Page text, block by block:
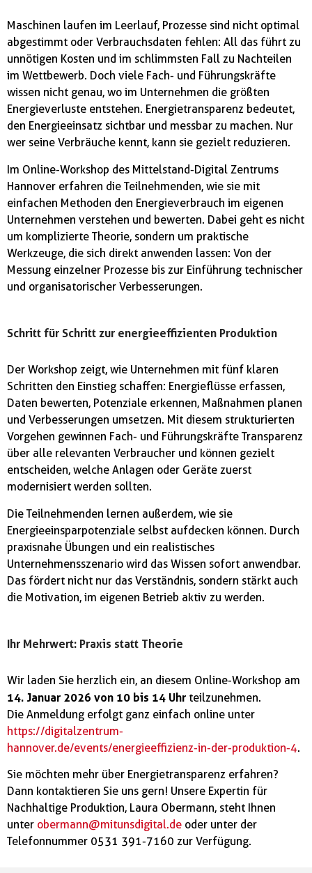
Maschinen laufen im Leerlauf, Prozesse sind nicht optimal
abgestimmt oder Verbrauchsdaten fehlen: All das führt zu
unnötigen Kosten und im schlimmsten Fall zu Nachteilen
im Wettbewerb. Doch viele Fach- und Führungskräfte
wissen nicht genau, wo im Unternehmen die größten
Energieverluste entstehen. Energietransparenz bedeutet,
den Energieeinsatz sichtbar und messbar zu machen. Nur
wer seine Verbräuche kennt, kann sie gezielt reduzieren.
Im Online-Workshop des Mittelstand-Digital Zentrums
Hannover erfahren die Teilnehmenden, wie sie mit
einfachen Methoden den Energieverbrauch im eigenen
Unternehmen verstehen und bewerten. Dabei geht es nicht
um komplizierte Theorie, sondern um praktische
Werkzeuge, die sich direkt anwenden lassen: Von der
Messung einzelner Prozesse bis zur Einführung technischer
und organisatorischer Verbesserungen.
Schritt für Schritt zur energieeffizienten Produktion
Der Workshop zeigt, wie Unternehmen mit fünf klaren
Schritten den Einstieg schaffen: Energieflüsse erfassen,
Daten bewerten, Potenziale erkennen, Maßnahmen planen
und Verbesserungen umsetzen. Mit diesem strukturierten
Vorgehen gewinnen Fach- und Führungskräfte Transparenz
über alle relevanten Verbraucher und können gezielt
entscheiden, welche Anlagen oder Geräte zuerst
modernisiert werden sollten.
Die Teilnehmenden lernen außerdem, wie sie
Energieeinsparpotenziale selbst aufdecken können. Durch
praxisnahe Übungen und ein realistisches
Unternehmensszenario wird das Wissen sofort anwendbar.
Das fördert nicht nur das Verständnis, sondern stärkt auch
die Motivation, im eigenen Betrieb aktiv zu werden.
Ihr Mehrwert: Praxis statt Theorie
Wir laden Sie herzlich ein, an diesem Online-Workshop am
14. Januar 2026 von 10 bis 14 Uhr teilzunehmen.
Die Anmeldung erfolgt ganz einfach online unter
https://digitalzentrum-
hannover.de/events/energieeffizienz-in-der-produktion-4.
Sie möchten mehr über Energietransparenz erfahren?
Dann kontaktieren Sie uns gern! Unsere Expertin für
Nachhaltige Produktion, Laura Obermann, steht Ihnen
unter obermann@mitunsdigital.de oder unter der
Telefonnummer 0531 391-7160 zur Verfügung.